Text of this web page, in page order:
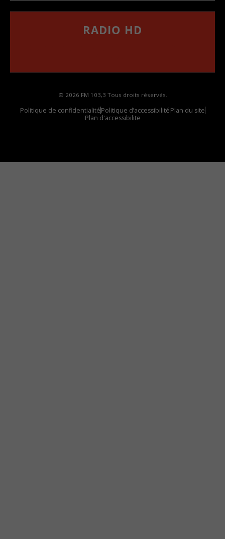
RADIO HD
© 2026 FM 103,3 Tous droits réservés.
Politique de confidentialitéPolitique d’accessibilitéPlan du site
Plan d'accessibilite